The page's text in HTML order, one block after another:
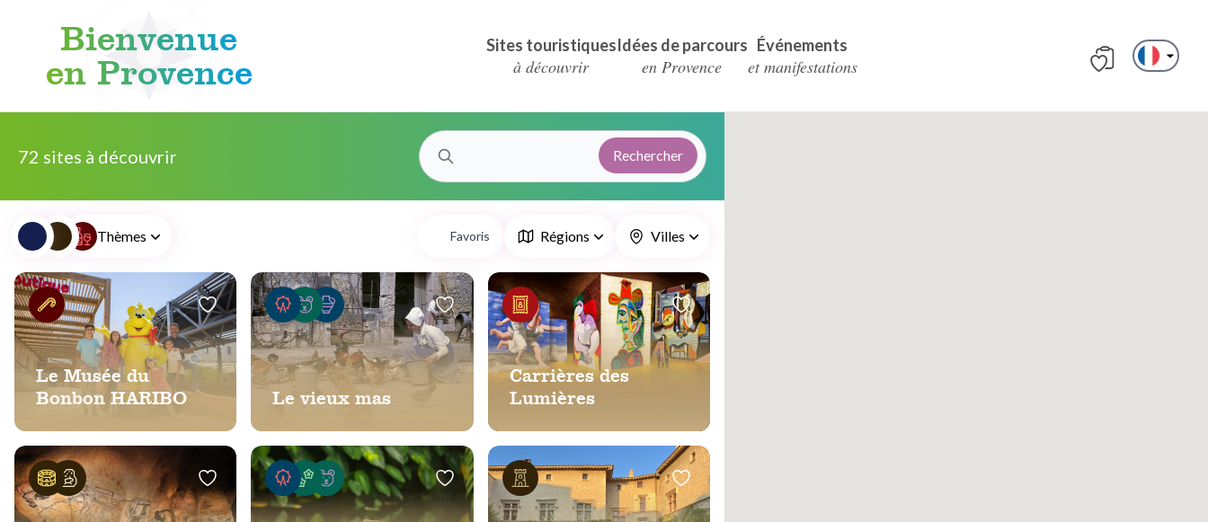
Bienvenue
en Provence
Sites touristiques
à découvrir
Idées de parcours
en Provence
Événements
et manifestations
72 sites à découvrir Rechercher
Thèmes Favoris Régions Villes
Le Musée du
Bonbon HARIBO
Le vieux mas
Carrières des
Lumières